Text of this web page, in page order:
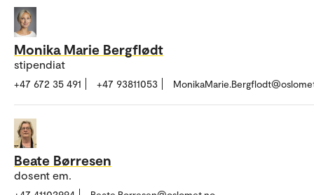
Monika Marie Bergflødt
stipendiat
+47 672 35 491 +47 93811053
Beate Børresen
dosent em.